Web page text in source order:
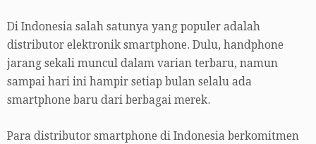
Di Indonesia salah satunya yang populer adalah
distributor elektronik smartphone. Dulu, handphone
jarang sekali muncul dalam varian terbaru, namun
sampai hari ini hampir setiap bulan selalu ada
smartphone baru dari berbagai merek.
Para distributor smartphone di Indonesia berkomitmen